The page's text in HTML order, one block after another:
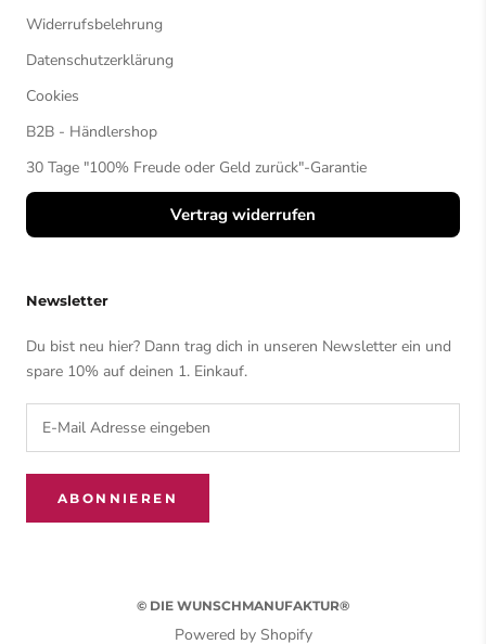
Widerrufsbelehrung
Datenschutzerklärung
Cookies
B2B - Händlershop
30 Tage "100% Freude oder Geld zurück"-Garantie
Vertrag widerrufen
Newsletter
Du bist neu hier? Dann trag dich in unseren Newsletter ein und
spare 10% auf deinen 1. Einkauf.
ABONNIEREN
© DIE WUNSCHMANUFAKTUR®
Powered by Shopify